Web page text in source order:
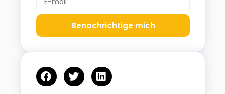
Benachrichtige mich